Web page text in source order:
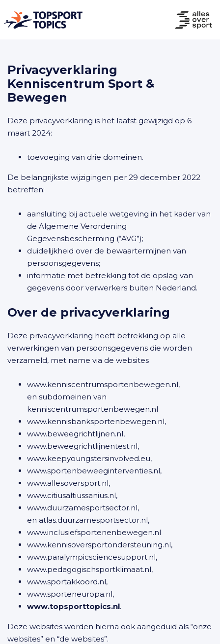
Privacyverklaring
Kenniscentrum Sport &
Bewegen
Deze privacyverklaring is het laatst gewijzigd op 6
maart 2024:
toevoeging van drie domeinen.
De belangrijkste wijzigingen per 29 december 2022
betreffen:
aansluiting bij actuele wetgeving in het kader van
de Algemene Verordening
Gegevensbescherming (“AVG”);
duidelijkheid over de bewaartermijnen van
persoonsgegevens;
informatie met betrekking tot de opslag van
gegevens door verwerkers buiten Nederland.
Over de privacyverklaring
Deze privacyverklaring heeft betrekking op alle
verwerkingen van persoonsgegevens die worden
verzameld, met name via de websites
www.kenniscentrumsportenbewegen.nl,
en subdomeinen van
kenniscentrumsportenbewegen.nl
www.kennisbanksportenbewegen.nl,
www.beweegrichtlijnen.nl,
www.beweegrichtlijnentest.nl,
www.keepyoungstersinvolved.eu,
www.sportenbeweeginterventies.nl,
www.allesoversport.nl,
www.citiusaltiussanius.nl,
www.duurzamesportsector.nl,
en atlas.duurzamesportsector.nl,
www.inclusiefsportenenbewegen.nl
www.kennisoversportondersteuning.nl,
www.paralympicsciencesupport.nl,
www.pedagogischsportklimaat.nl,
www.sportakkoord.nl,
www.sporteneuropa.nl,
www.topsporttopics.nl.
Deze websites worden hierna ook aangeduid als “onze
websites” en “de websites”.